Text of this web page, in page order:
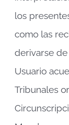
los
como las
derivarse
Usuario
Tribunales